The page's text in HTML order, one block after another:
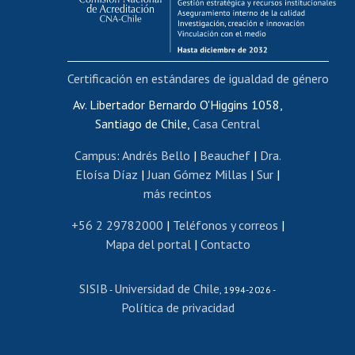
Funcionarias/os
Cursos internos de capacitación
Bienestar del personal
Portal de movilidad interna
Certificado de renta
Certificado de renta honorarios
Editar páginas blancas
Extranjeras/os
Revalidación y reconocimiento de títulos
Postulación al Programa de Movilidad Estudiantil
Cursos de español
Av. Libertador Bernardo O'Higgins 1058,
Santiago de Chile, Casa Central
Campus: Andrés Bello | Beauchef| Dra.
Eloísa Díaz |Juan Gómez Millas | Sur |
más recintos
+56 2 29782000 | Teléfonos y correos |
Mapa del portal| Contacto
SISIB - Universidad de Chile, 1994-2026 -
Política de privacidad
Certificación en estándares de igualdad de género